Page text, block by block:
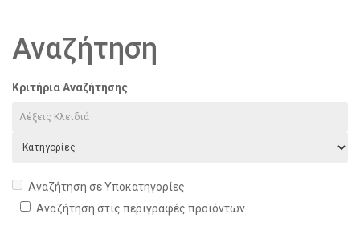
Αναζήτηση
Κριτήρια Αναζήτησης
Αναζήτηση σε Υποκατηγορίες
Αναζήτηση στις περιγραφές προϊόντων